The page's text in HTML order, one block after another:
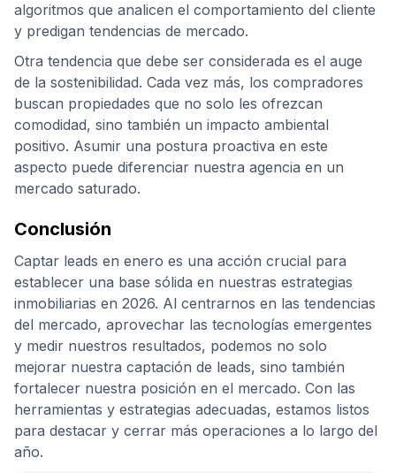
algoritmos que analicen el comportamiento del cliente
y predigan tendencias de mercado.
Otra tendencia que debe ser considerada es el auge
de la sostenibilidad. Cada vez más, los compradores
buscan propiedades que no solo les ofrezcan
comodidad, sino también un impacto ambiental
positivo. Asumir una postura proactiva en este
aspecto puede diferenciar nuestra agencia en un
mercado saturado.
Conclusión
Captar leads en enero es una acción crucial para
establecer una base sólida en nuestras estrategias
inmobiliarias en 2026. Al centrarnos en las tendencias
del mercado, aprovechar las tecnologías emergentes
y medir nuestros resultados, podemos no solo
mejorar nuestra captación de leads, sino también
fortalecer nuestra posición en el mercado. Con las
herramientas y estrategias adecuadas, estamos listos
para destacar y cerrar más operaciones a lo largo del
año.